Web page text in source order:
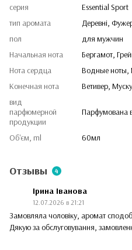
серия
Essential Sport
тип аромата
Деревні,
пол
для мужчин
Начальная нота
Бергамот,
Нота сердца
Водные ноты,
Конечная нота
Ветивер,
вид
парфюмерной
продукции
Парфумована
Об'єм, ml 60мл
Отзывы 4
Ірина Іванова
12.07.2026 в 21:21
Замовляла чоловіку, аромат
Дякую за обслуговування,